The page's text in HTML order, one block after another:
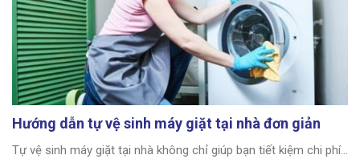
Hướng dẫn tự vệ sinh máy giặt tại nhà đơn giản
Tự vệ sinh máy giặt tại nhà không chỉ giúp bạn tiết kiệm chi phí...